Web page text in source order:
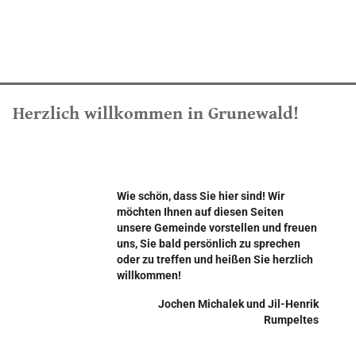
Herzlich willkommen in Grunewald!
Wie schön, dass Sie hier sind! Wir
möchten Ihnen auf diesen Seiten
unsere Gemeinde vorstellen und freuen
uns, Sie bald persönlich zu sprechen
oder zu treffen und heißen Sie herzlich
willkommen!
Jochen Michalek und Jil-Henrik
Rumpeltes